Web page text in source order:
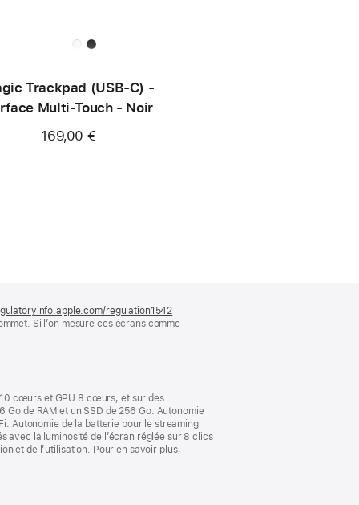
Trackpad (USB‑C) -
Multi-Touch - Noir
169,00 €
regulation1542
dans
Si l’on mesure ces écrans comme
10 cœurs et GPU 8 cœurs, et sur des
de RAM et un SSD de 256 Go. Autonomie
Autonomie de la batterie pour le streaming
avec la luminosité de l’écran réglée sur 8 clics
et de l’utilisation. Pour en savoir plus,